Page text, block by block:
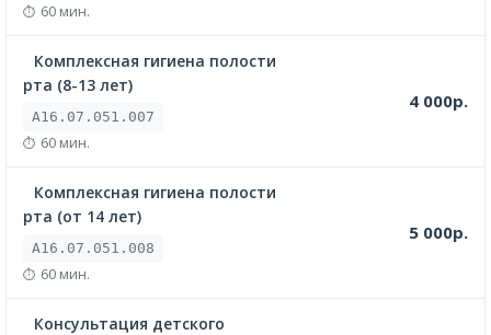
60 мин.
Комплексная гигиена полости
рта (8-13 лет)
A16.07.051.007
60 мин.
4 000р.
Комплексная гигиена полости
рта (от 14 лет)
A16.07.051.008
60 мин.
5 000р.
Консультация детского